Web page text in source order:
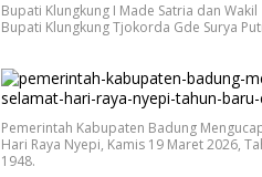
Bupati Klungkung I Made Satria dan Wakil
Bupati Klungkung Tjokorda Gde Surya
Pemerintah Kabupaten Badung
Hari Raya Nyepi, Kamis 19 Maret 2026,
1948.